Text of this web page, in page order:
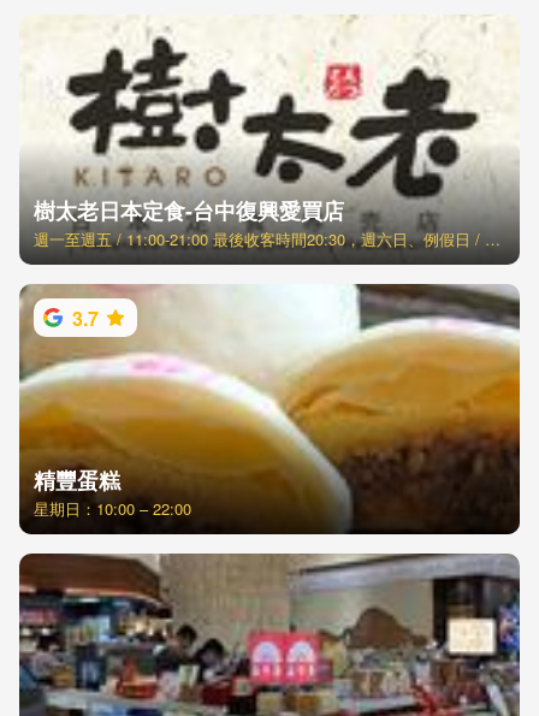
樹太老日本定食-台中復興愛買店
週一至週五 / 11:00-21:00 最後收客時間20:30，週六日、例假日 / 11:00-21:30 最後收客時間21:00
3.7
精豐蛋糕
星期日：10:00 – 22:00